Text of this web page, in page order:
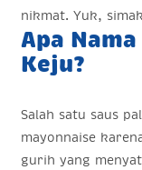
nikmat. Yuk,
Apa
Keju?
Salah satu saus
mayonnaise
gurih yang